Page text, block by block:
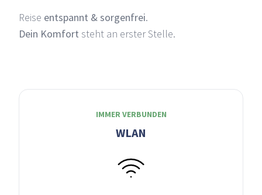
Reise entspannt & sorgenfrei.
Dein Komfort steht an erster Stelle.
IMMER VERBUNDEN
WLAN